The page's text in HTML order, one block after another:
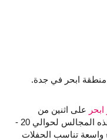
منطقة ابحر في جدة.
على اثنين من
المجالس للرجال والنساء ويتسع كل من هذه المجالس لحوالي 20 -
واسعة تناسب الحفلات